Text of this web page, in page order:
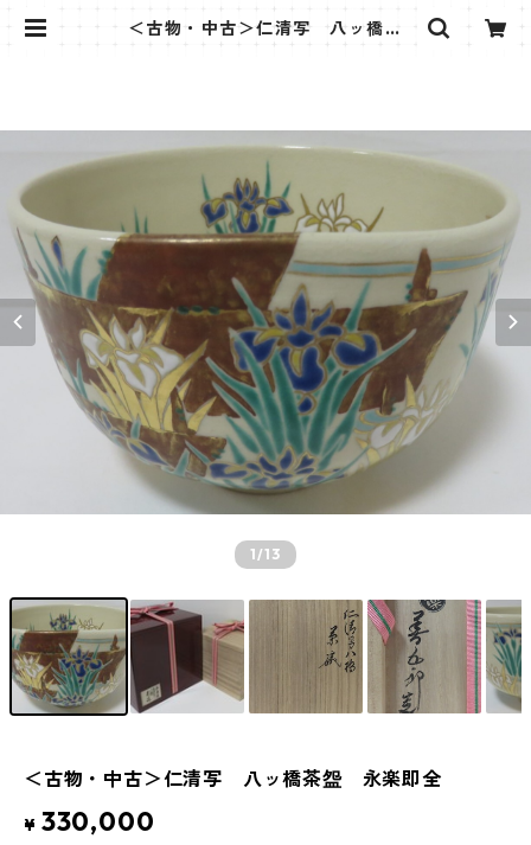
＜古物・中古＞仁清写 八ッ橋茶
1/13
＜古物・中古＞仁清写 八ッ橋茶盌 永楽即全
¥ 330,000